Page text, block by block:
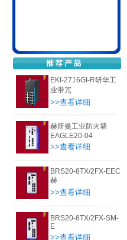
EKI-2716GI-R研华工
业带冗
>>查看详细
赫斯曼工业防火墙
EAGLE20-04
>>查看详细
BRS20-8TX/2FX-EEC
赫
>>查看详细
BRS20-8TX/2FX-SM-
E
>>查看详细